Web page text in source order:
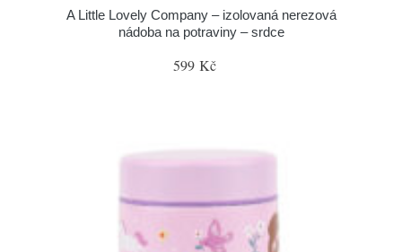
A Little Lovely Company – izolovaná nerezová
nádoba na potraviny – srdce
599 Kč